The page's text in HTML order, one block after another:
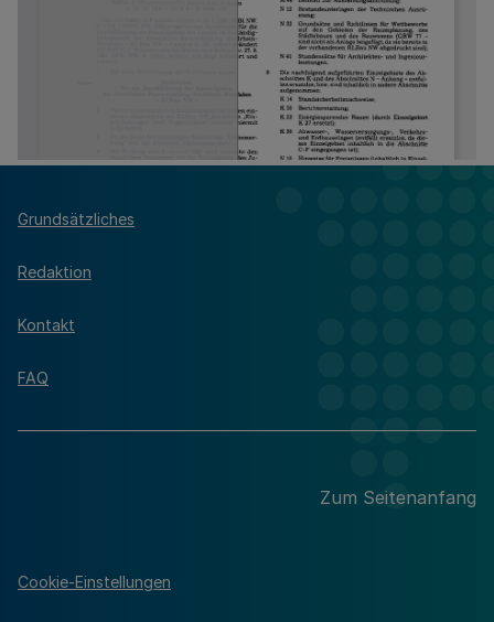
Grundsätzliches
Redaktion
Kontakt
FAQ
Zum Seitenanfang
Cookie-Einstellungen